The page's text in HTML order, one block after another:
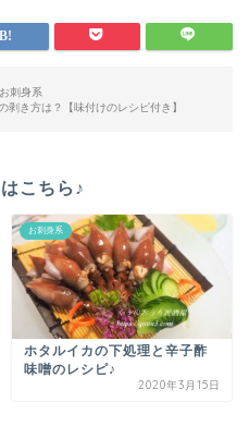
お刺身系
剥き方は？【味付けのレシピ付き】
こちら♪
お刺身系
ホタルイカの下処理と辛子酢
味噌のレシピ♪
2020年3月15日